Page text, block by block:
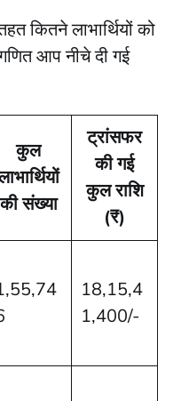
कितने लाभार्थियों को
आप नीचे दी गई
कुल
की संख्या
ट्रांसफर
की गई
कुल राशि
(₹)
18,15,4
1,400/-